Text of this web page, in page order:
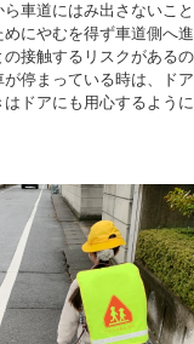
車道にはみ出さないこと
にやむを得ず車道側へ進
接触するリスクがある
停まっている時は、ド
ドアにも用心するように